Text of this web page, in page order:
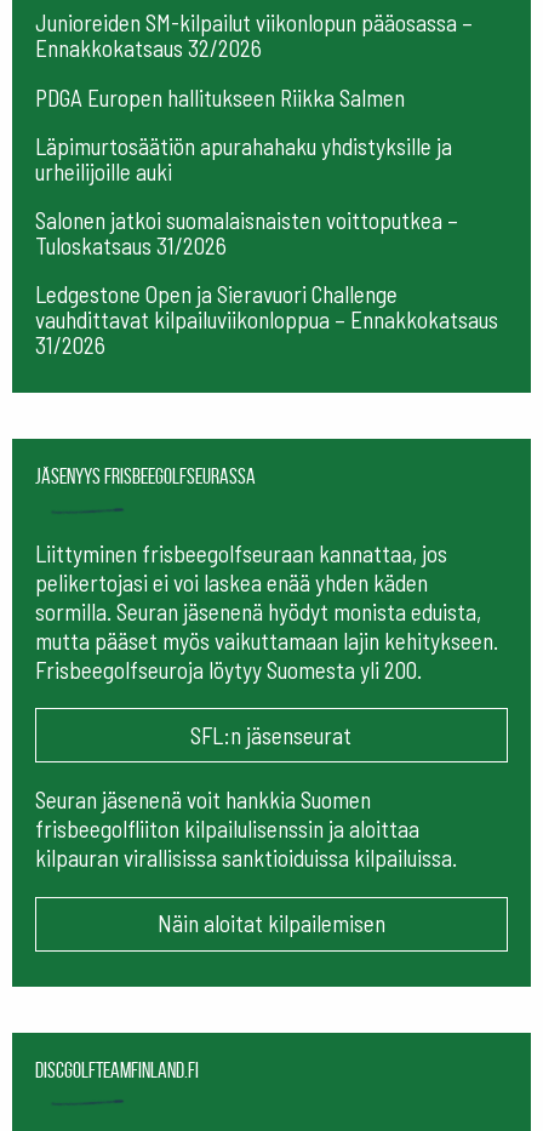
Junioreiden SM-kilpailut viikonlopun pääosassa –
Ennakkokatsaus 32/2026
PDGA Europen hallitukseen Riikka Salmen
Läpimurtosäätiön apurahahaku yhdistyksille ja
urheilijoille auki
Salonen jatkoi suomalaisnaisten voittoputkea –
Tuloskatsaus 31/2026
Ledgestone Open ja Sieravuori Challenge
vauhdittavat kilpailuviikonloppua – Ennakkokatsaus
31/2026
Jäsenyys frisbeegolfseurassa
Liittyminen frisbeegolfseuraan kannattaa, jos
pelikertojasi ei voi laskea enää yhden käden
sormilla. Seuran jäsenenä hyödyt monista eduista,
mutta pääset myös vaikuttamaan lajin kehitykseen.
Frisbeegolfseuroja löytyy Suomesta yli 200.
SFL:n jäsenseurat
Seuran jäsenenä voit hankkia Suomen
frisbeegolfliiton kilpailulisenssin ja aloittaa
kilpauran virallisissa sanktioiduissa kilpailuissa.
Näin aloitat kilpailemisen
Discgolfteamfinland.fi